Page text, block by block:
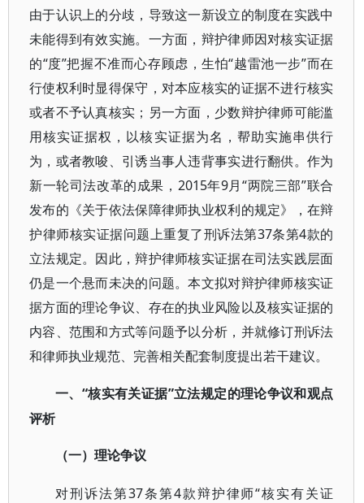
由于认识上的分歧，导致这一新设立的制度在实践中
未能得到有效实施。一方面，辩护律师因对核实证据
的“度”把握不准而心存顾虑，生怕“越雷池一步”而在
行使权利时显得保守，对本应核实的证据不进行核实
或者不予认真核实；另一方面，少数辩护律师可能滥
用核实证据权，以核实证据为名，帮助实施串供行
为，或者教唆、引诱当事人违背事实进行翻供。作为
新一轮司法改革的成果，2015年9月“两院三部”联合
发布的《关于依法保障律师执业权利的规定》，在辩
护律师核实证据问题上重复了刑诉法第37条第4款的
立法规定。因此，辩护律师核实证据在司法实践层面
仍是一个悬而未决的问题。本文拟对辩护律师核实证
据方面的理论争议、存在的执业风险以及核实证据的
内容、范围和方式等问题予以分析，并就修订刑诉法
和律师执业规范、完善相关配套制度提出若干建议。
一、 “核实有关证据”立法规定的理论争议和观点
评析
（一）理论争议
对刑诉法第37条第4款辩护律师“核实有关证